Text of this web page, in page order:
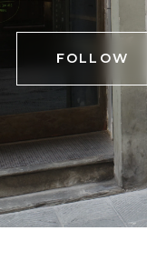
FOLLOW